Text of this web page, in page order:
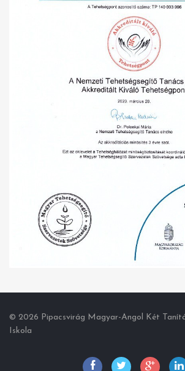
© 2026 Pipacsvirág Magyar-Angol Két
Iskola